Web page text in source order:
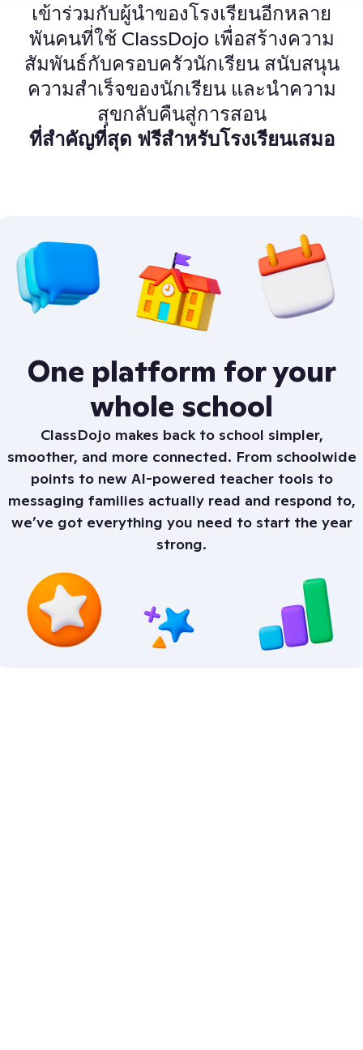
เข้าร่วมกับผู้นำของโรงเรียนอีกหลาย
พันคนที่ใช้ ClassDojo เพื่อสร้างความ
สัมพันธ์กับครอบครัวนักเรียน สนับสนุน
ความสำเร็จของนักเรียน และนำความ
สุขกลับคืนสู่การสอน
ที่สำคัญที่สุด ฟรีสำหรับโรงเรียนเสมอ
One platform for your
whole school
ClassDojo makes back to school simpler,
smoother, and more connected. From schoolwide
points to new AI-powered teacher tools to
messaging families actually read and respond to,
we’ve got everything you need to start the year
strong.